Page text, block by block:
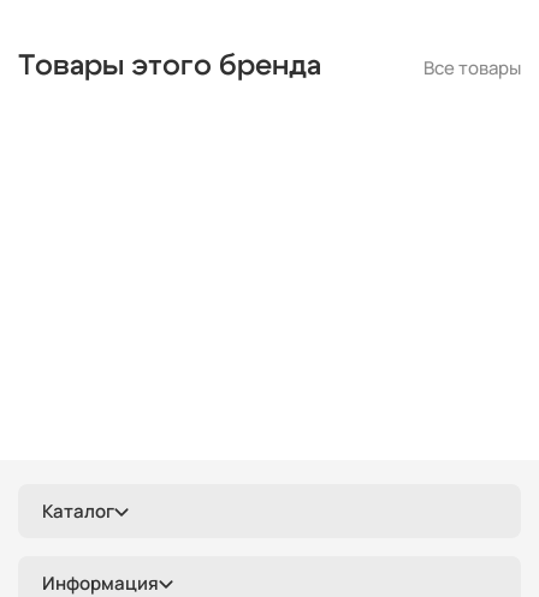
Товары этого бренда Все товары
Каталог
Информация